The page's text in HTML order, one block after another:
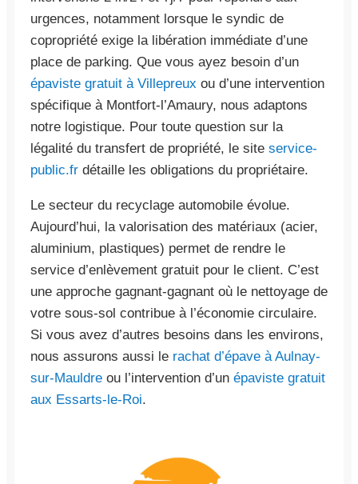
urgences, notamment lorsque le syndic de
copropriété exige la libération immédiate d’une
place de parking. Que vous ayez besoin d’un
épaviste gratuit à Villepreux ou d’une intervention
spécifique à Montfort-l’Amaury, nous adaptons
notre logistique. Pour toute question sur la
légalité du transfert de propriété, le site service-
public.fr détaille les obligations du propriétaire.
Le secteur du recyclage automobile évolue.
Aujourd’hui, la valorisation des matériaux (acier,
aluminium, plastiques) permet de rendre le
service d’enlèvement gratuit pour le client. C’est
une approche gagnant-gagnant où le nettoyage de
votre sous-sol contribue à l’économie circulaire.
Si vous avez d’autres besoins dans les environs,
nous assurons aussi le rachat d’épave à Aulnay-
sur-Mauldre ou l’intervention d’un épaviste gratuit
aux Essarts-le-Roi.